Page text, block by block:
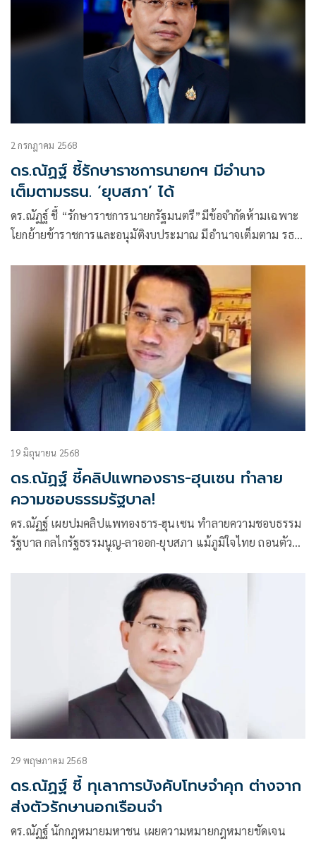
2 กรกฎาคม 2568
ดร.ณัฏฐ์ ชี้รักษาราชการนายกฯ มีอำนาจ
เต็มตามรธน. ‘ยุบสภา’ ได้
ดร.ณัฏฐ์ ชี้ “รักษาราชการนายกรัฐมนตรี”มีข้อจำกัดห้ามเฉพาะ
โยกย้ายข้าราชการและอนุมัติงบประมาณ มีอำนาจเต็มตาม รธน.
19 มิถุนายน 2568
ดร.ณัฏฐ์ ชี้คลิปแพทองธาร-ฮุนเซน ทำลาย
ความชอบธรรมรัฐบาล!
ดร.ณัฏฐ์ เผยปมคลิปแพทองธาร-ฮุนเซน ทำลายความชอบธรรม
รัฐบาล กลไกรัฐธรรมนูญ-ลาออก-ยุบสภา แม้ภูมิใจไทย ถอนตัว
29 พฤษภาคม 2568
ดร.ณัฏฐ์ ชี้ ทุเลาการบังคับโทษจำคุก ต่างจาก
ส่งตัวรักษานอกเรือนจำ
ดร.ณัฏฐ์ นักกฎหมายมหาชน เผยความหมายกฎหมายชัดเจน